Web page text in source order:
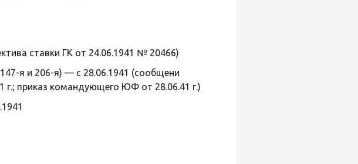
ставки ГК от 24.06.1941 № 20466)
я и 206-я) — с 28.06.1941 (сообщени
г.; приказ командующего ЮФ от 28.06.41 г.)